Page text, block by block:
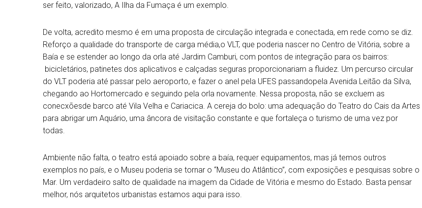
ser feito, valorizado, A Ilha da Fumaça é um exemplo.
De volta, acredito mesmo é em uma proposta de circulação integrada e conectada, em rede como se diz.
Reforço a qualidade do transporte de carga média,o VLT, que poderia nascer no Centro de Vitória, sobre a
Baía e se estender ao longo da orla até Jardim Camburi, com pontos de integração para os bairros:
bicicletários, patinetes dos aplicativos e calçadas seguras proporcionariam a fluidez. Um percurso circular
do VLT poderia até passar pelo aeroporto, e fazer o anel pela UFES passandopela Avenida Leitão da Silva,
chegando ao Hortomercado e seguindo pela orla novamente. Nessa proposta, não se excluem as
conecxõesde barco até Vila Velha e Cariacica. A cereja do bolo: uma adequação do Teatro do Cais da Artes
para abrigar um Aquário, uma âncora de visitação constante e que fortaleça o turismo de uma vez por
todas.
Ambiente não falta, o teatro está apoiado sobre a baía, requer equipamentos, mas já temos outros
exemplos no país, e o Museu poderia se tornar o “Museu do Atlântico”, com exposições e pesquisas sobre o
Mar. Um verdadeiro salto de qualidade na imagem da Cidade de Vitória e mesmo do Estado. Basta pensar
melhor, nós arquitetos urbanistas estamos aqui para isso.